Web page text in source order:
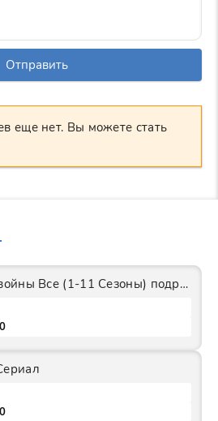
Отправить
еще нет. Вы можете стать
Ментовские войны Все (1-11 Сезоны) подряд Сериал